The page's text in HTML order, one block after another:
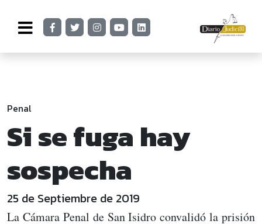
Penal
Si se fuga hay
sospecha
25 de Septiembre de 2019
La Cámara Penal de San Isidro convalidó la prisión